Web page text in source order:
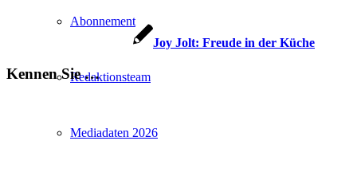
Abonnement
Redaktionsteam
Mediadaten 2026
Joy Jolt: Freude in der Küche
Kennen Sie …